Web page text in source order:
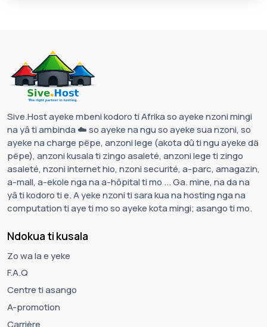
Sive.Host ayeke mbeni kodoro ti Afrika so ayeke nzoni mingi
na yâ ti ambinda ☁️ so ayeke na ngu so ayeke sua nzoni, so
ayeke na charge pëpe, anzoni lege (akota dû ti ngu ayeke dä
pëpe), anzoni kusala ti zingo asaleté, anzoni lege ti zingo
asaleté, nzoni internet hio, nzoni securité, a-parc, amagazin,
a-mall, a-ekole nga na a-hôpital ti mo ... Ga. mine, na da na
yâ ti kodoro ti e. A yeke nzoni ti sara kua na hosting nga na
computation ti aye ti mo so ayeke kota mingi; asango ti mo.
Ndokua ti kusala
Zo wa la e yeke
F.A.Q
Centre ti asango
A-promotion
Carrière